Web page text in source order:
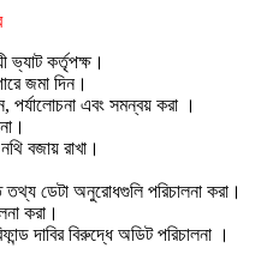
ভ্যাট কর্তৃপক্ষ।
জমা দিন।
পর্যালোচনা এবং সমন্বয় করা ।
বজায় রাখা।
ডেটা অনুরোধগুলি পরিচালনা করা।
করা।
দাবির বিরুদ্ধে অডিট পরিচালনা ।